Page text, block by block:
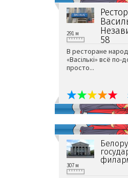
58
291 м
В ресторане
«Васiлькi» всё по-
просто...
307 м